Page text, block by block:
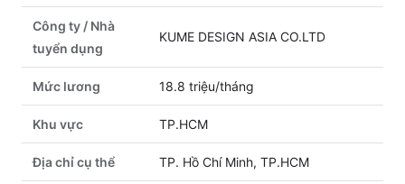
Công ty / Nhà
tuyển dụng
KUME DESIGN ASIA CO.LTD
Mức lương 18.8 triệu/tháng
Khu vực TP.HCM
Địa chỉ cụ thể TP. Hồ Chí Minh, TP.HCM